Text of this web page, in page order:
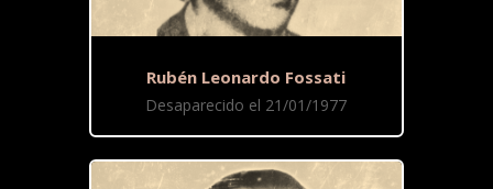
Rubén Leonardo Fossati
Desaparecido el 21/01/1977